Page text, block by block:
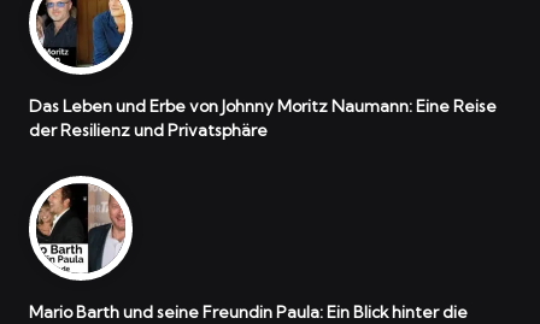
Das Leben und Erbe von Johnny Moritz Naumann: Eine Reise
der Resilienz und Privatsphäre
Mario Barth und seine Freundin Paula: Ein Blick hinter die